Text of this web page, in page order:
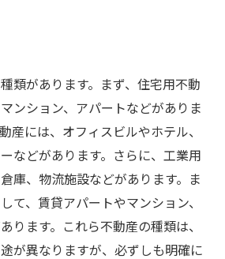
類があります。まず、住宅用不動
ンション、アパートなどがありま
産には、オフィスビルやホテル、
などがあります。さらに、工業用
庫、物流施設などがあります。ま
て、賃貸アパートやマンション、
ります。これら不動産の種類は、
が異なりますが、必ずしも明確に